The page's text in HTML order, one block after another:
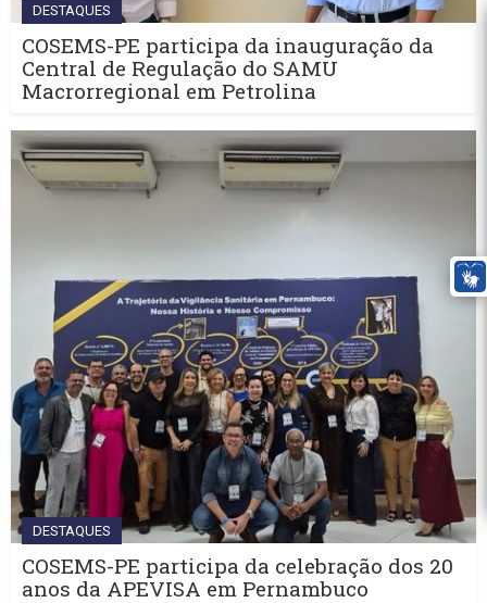
DESTAQUES
COSEMS-PE participa da inauguração da
Central de Regulação do SAMU
Macrorregional em Petrolina
DESTAQUES
COSEMS-PE participa da celebração dos 20
anos da APEVISA em Pernambuco